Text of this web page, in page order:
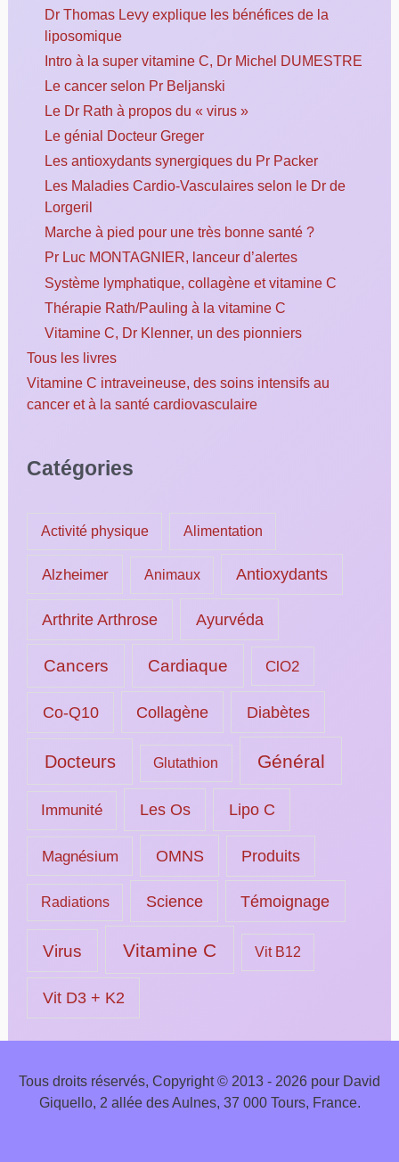
Dr Thomas Levy explique les bénéfices de la
liposomique
Intro à la super vitamine C, Dr Michel DUMESTRE
Le cancer selon Pr Beljanski
Le Dr Rath à propos du « virus »
Le génial Docteur Greger
Les antioxydants synergiques du Pr Packer
Les Maladies Cardio-Vasculaires selon le Dr de
Lorgeril
Marche à pied pour une très bonne santé ?
Pr Luc MONTAGNIER, lanceur d’alertes
Système lymphatique, collagène et vitamine C
Thérapie Rath/Pauling à la vitamine C
Vitamine C, Dr Klenner, un des pionniers
Tous les livres
Vitamine C intraveineuse, des soins intensifs au
cancer et à la santé cardiovasculaire
Catégories
Activité physique Alimentation
Alzheimer Animaux Antioxydants
Arthrite Arthrose Ayurvéda
Cancers Cardiaque ClO2
Co-Q10 Collagène Diabètes
Docteurs Glutathion Général
Immunité Les Os Lipo C
Magnésium OMNS Produits
Radiations Science Témoignage
Virus Vitamine C Vit B12
Vit D3 + K2
Tous droits réservés, Copyright © 2013 - 2026 pour David
Giquello, 2 allée des Aulnes, 37 000 Tours, France.